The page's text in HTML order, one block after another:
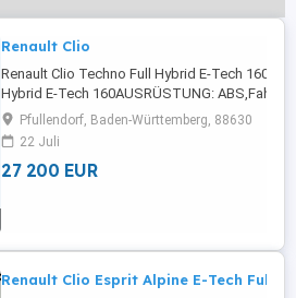
Renault Clio
Renault Clio Techno Full Hybrid E-Tech 160.
Hybrid E-Tech 160AUSRÜSTUNG:
Radio,Servolenkung,LED-
Fensterheber,LED-
Pfullendorf, Baden-Württemberg, 88630
22 Juli
27 200 EUR
Renault Clio Esprit Alpine E-Tech Full